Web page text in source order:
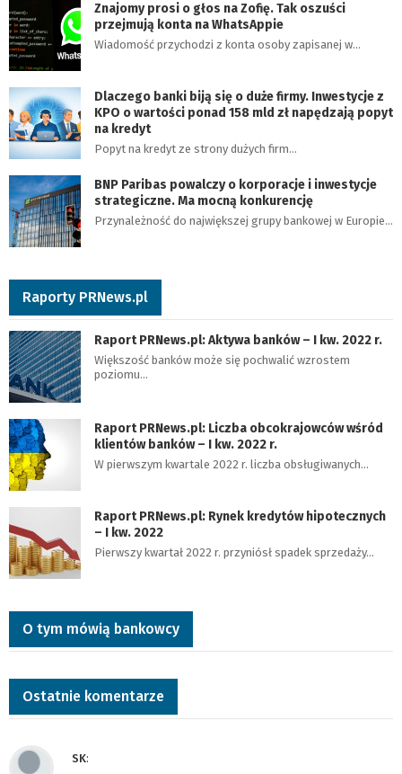
Znajomy prosi o głos na Zofię. Tak oszuści
przejmują konta na WhatsAppie
Wiadomość przychodzi z konta osoby zapisanej w…
Dlaczego banki biją się o duże firmy. Inwestycje z
KPO o wartości ponad 158 mld zł napędzają popyt
na kredyt
Popyt na kredyt ze strony dużych firm…
BNP Paribas powalczy o korporacje i inwestycje
strategiczne. Ma mocną konkurencję
Przynależność do największej grupy bankowej w Europie…
Raporty PRNews.pl
Raport PRNews.pl: Aktywa banków – I kw. 2022 r.
Większość banków może się pochwalić wzrostem
poziomu…
Raport PRNews.pl: Liczba obcokrajowców wśród
klientów banków – I kw. 2022 r.
W pierwszym kwartale 2022 r. liczba obsługiwanych…
Raport PRNews.pl: Rynek kredytów hipotecznych
– I kw. 2022
Pierwszy kwartał 2022 r. przyniósł spadek sprzedaży…
O tym mówią bankowcy
Ostatnie komentarze
SK: